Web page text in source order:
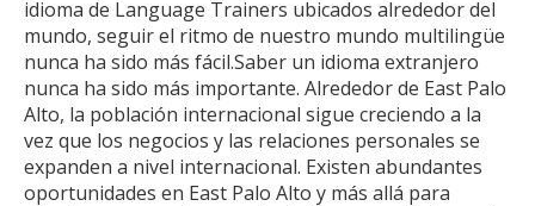
idioma de Language Trainers ubicados alrededor del
mundo, seguir el ritmo de nuestro mundo multilingüe
nunca ha sido más fácil.Saber un idioma extranjero
nunca ha sido más importante. Alrededor de East Palo
Alto, la población internacional sigue creciendo a la
vez que los negocios y las relaciones personales se
expanden a nivel internacional. Existen abundantes
oportunidades en East Palo Alto y más allá para